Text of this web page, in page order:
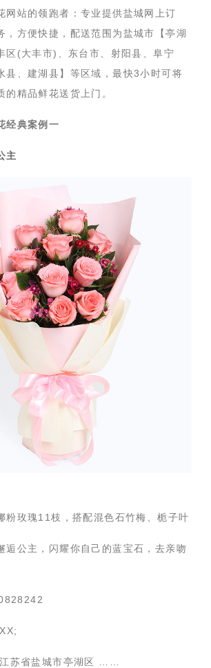
网站的领跑者：专业提供盐城网上订
，方便快捷，配送范围为盐城市【亭湖
区(大丰市)、东台市、射阳县、阜宁
县、建湖县】等区域，最快3小时可将
的精品鲜花送货上门。
经典案例一
主
玫瑰11枝，搭配混色石竹梅、栀子叶
公主，闪耀你自己的蓝宝石，去亲吻
省盐城市亭湖区 ……